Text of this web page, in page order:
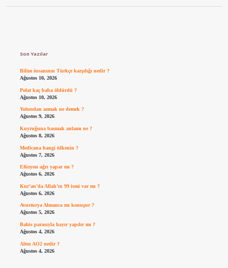
Son Yazılar
Bilim insanının Türkçe karşılığı nedir ?
Ağustos 10, 2026
Polat kaç baba öldürdü ?
Ağustos 10, 2026
Yolundan azmak ne demek ?
Ağustos 9, 2026
Kuyruğuna basmak anlamı ne ?
Ağustos 8, 2026
Medicana hangi ülkenin ?
Ağustos 7, 2026
Efüzyon ağrı yapar mı ?
Ağustos 6, 2026
Kur’an’da Allah’ın 99 ismi var mı ?
Ağustos 6, 2026
Avusturya Almanca mı konuşur ?
Ağustos 5, 2026
Bahis parasıyla hayır yapılır mı ?
Ağustos 4, 2026
Altın AO2 nedir ?
Ağustos 4, 2026